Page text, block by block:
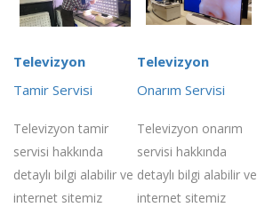
Televizyon
Tamir Servisi
Televizyon tamir
servisi hakkında
detaylı bilgi alabilir ve
internet sitemiz
Televizyon
Onarım Servisi
Televizyon onarım
servisi hakkında
detaylı bilgi alabilir ve
internet sitemiz